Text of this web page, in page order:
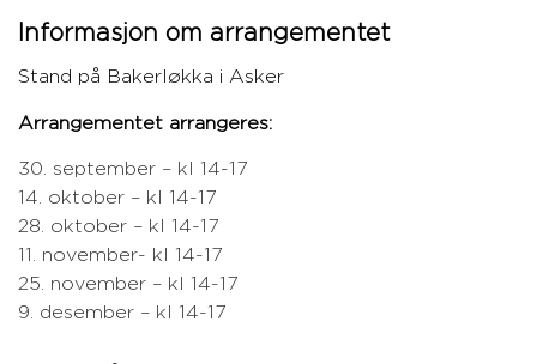
Informasjon om arrangementet
Stand på Bakerløkka i Asker
Arrangementet arrangeres:
30. september – kl 14-17
14. oktober – kl 14-17
28. oktober – kl 14-17
11. november- kl 14-17
25. november – kl 14-17
9. desember – kl 14-17